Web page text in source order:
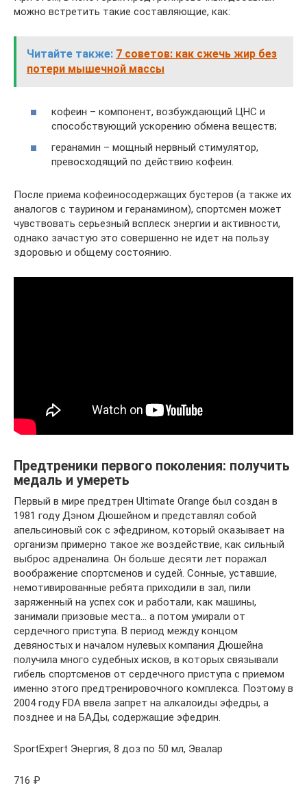
можно встретить такие составляющие, как:
Читайте также: 7 советов: как сжечь жир без
потери мышечной массы
кофеин – компонент, возбуждающий ЦНС и
способствующий ускорению обмена веществ;
геранамин – мощный нервный стимулятор,
превосходящий по действию кофеин.
После приема кофеиносодержащих бустеров (а также их
аналогов с таурином и геранамином), спортсмен может
чувствовать серьезный всплеск энергии и активности,
однако зачастую это совершенно не идет на пользу
здоровью и общему состоянию.
Предтреники первого поколения: получить
медаль и умереть
Первый в мире предтрен Ultimate Orange был создан в
1981 году Дэном Дюшейном и представлял собой
апельсиновый сок с эфедрином, который оказывает на
организм примерно такое же воздействие, как сильный
выброс адреналина. Он больше десяти лет поражал
воображение спортсменов и судей. Сонные, уставшие,
немотивированные ребята приходили в зал, пили
заряженный на успех сок и работали, как машины,
занимали призовые места… а потом умирали от
сердечного приступа. В период между концом
девяностых и началом нулевых компания Дюшейна
получила много судебных исков, в которых связывали
гибель спортсменов от сердечного приступа с приемом
именно этого предтренировочного комплекса. Поэтому в
2004 году FDA ввела запрет на алкалоиды эфедры, а
позднее и на БАДы, содержащие эфедрин.
SportExpert Энергия, 8 доз по 50 мл, Эвалар
716 ₽